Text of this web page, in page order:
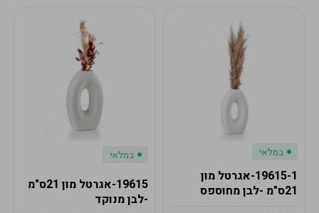
במלאי
19615-1-אגרטל מון
21ס"מ -לבן מחוספס
במלאי
19615-אגרטל מון 21ס"מ
-לבן מנוקד